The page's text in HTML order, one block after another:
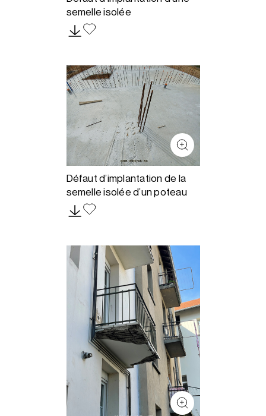
semelle isolée
Défaut d’implantation de la
semelle isolée d’un poteau